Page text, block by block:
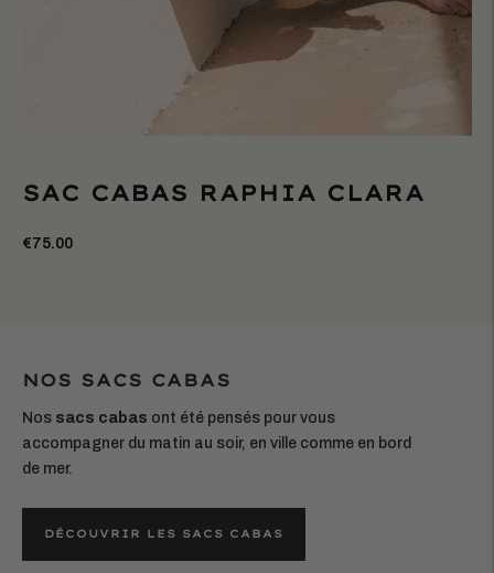
SAC CABAS RAPHIA CLARA
€75.00
NOS SACS CABAS
Nos sacs cabas ont été pensés pour vous
accompagner du matin au soir, en ville comme en bord
de mer.
DÉCOUVRIR LES SACS CABAS